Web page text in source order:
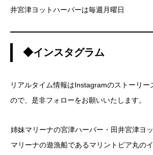
井宮津ヨットハーバーは毎週月曜日
◆インスタグラム
リアルタイム情報はInstagramのストーリー
ので、是非フォローをお願いいたします。
姉妹マリーナの宮津ハーバー・田井宮津ヨ
マリーナの遊漁船であるマリントピア丸の